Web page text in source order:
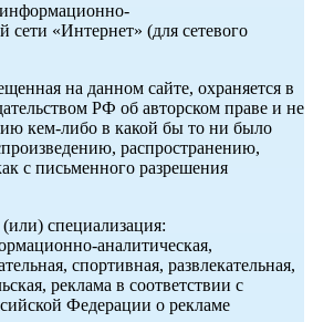
сети «Интернет» (для сетевого
на данном сайте, охраняется в
РФ об авторском праве и не
кем-либо в какой бы то ни было
распространению,
с письменного разрешения
специализация:
аналитическая,
спортивная, развлекательная,
реклама в соответствии с
Федерации о рекламе